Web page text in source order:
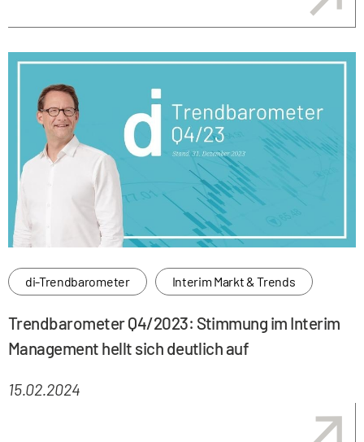
di-Trendbarometer Interim Markt & Trends
Trendbarometer Q4/2023: Stimmung im Interim
Management hellt sich deutlich auf
15.02.2024